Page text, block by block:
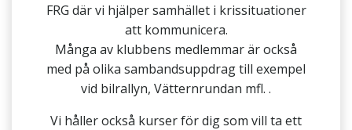
FRG där vi hjälper samhället i krissituationer
att kommunicera.
Många av klubbens medlemmar är också
med på olika sambandsuppdrag till exempel
vid bilrallyn, Vätternrundan mfl. .
Vi håller också kurser för dig som vill ta ett